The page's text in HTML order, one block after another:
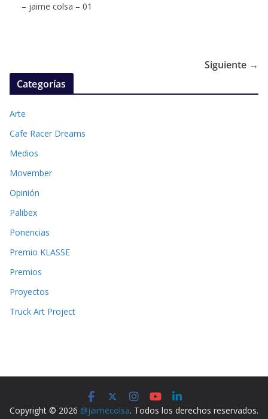
– jaime colsa – 01
Siguiente →
Categorías
Arte
Cafe Racer Dreams
Medios
Movember
Opinión
Palibex
Ponencias
Premio KLASSE
Premios
Proyectos
Truck Art Project
Copyright © 2026 @jaimecolsa. Todos los derechos reservados.